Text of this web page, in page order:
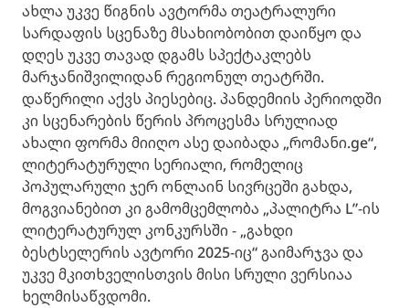
ახლა უკვე წიგნის ავტორმა თეატრალური
სარდაფის სცენაზე მსახიობობით დაიწყო და
დღეს უკვე თავად დგამს სპექტაკლებს
მარჯანიშვილიდან რეგიონულ თეატრში.
დაწერილი აქვს პიესებიც. პანდემიის პერიოდში
კი სცენარების წერის პროცესმა სრულიად
ახალი ფორმა მიიღო ასე დაიბადა „რომანი.ge“,
ლიტერატურული სერიალი, რომელიც
პოპულარული ჯერ ონლაინ სივრცეში გახდა,
მოგვიანებით კი გამომცემლობა „პალიტრა L”-ის
ლიტერატურულ კონკურსში - „გახდი
ბესტსელერის ავტორი 2025-იც“ გაიმარჯვა და
უკვე მკითხველისთვის მისი სრული ვერსიაა
ხელმისაწვდომი.